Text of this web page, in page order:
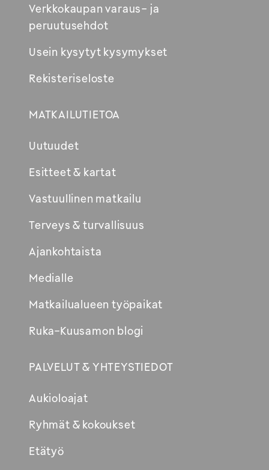
Verkkokaupan varaus- ja
peruutusehdot
Usein kysytyt kysymykset
Rekisteriseloste
MATKAILUTIETOA
Uutuudet
Esitteet & kartat
Vastuullinen matkailu
Terveys & turvallisuus
Ajankohtaista
Medialle
Matkailualueen työpaikat
Ruka-Kuusamon blogi
PALVELUT & YHTEYSTIEDOT
Aukioloajat
Ryhmät & kokoukset
Etätyö